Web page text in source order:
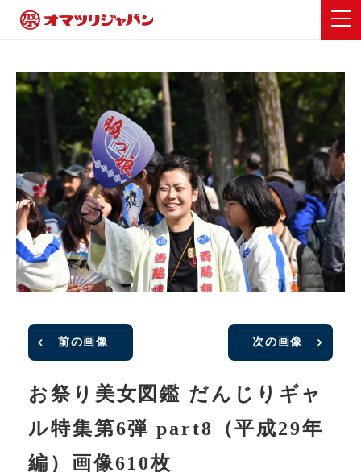
前の画像 次の画像
お祭り美女図鑑 だんじりギャ
ル特集第6弾 part8（平成29年
編）画像610枚